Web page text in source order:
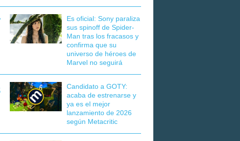
Es oficial: Sony paraliza
sus spinoff de Spider-
Man tras los fracasos y
confirma que su
universo de héroes de
Marvel no seguirá
Candidato a GOTY:
acaba de estrenarse y
ya es el mejor
lanzamiento de 2026
según Metacritic